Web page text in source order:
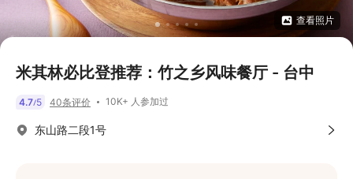
查看照片
米其林必比登推荐：竹之乡风味餐厅 - 台中
4.7/5 40条评价 10K+ 人参加过
东山路二段1号